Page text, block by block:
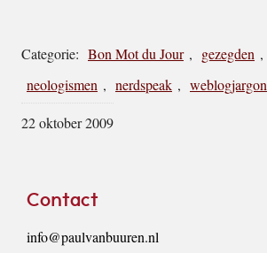
Categorie: Bon Mot du Jour , gezegden ,
neologismen , nerdspeak , weblogjargon
22 oktober 2009
Contact
info@paulvanbuuren.nl